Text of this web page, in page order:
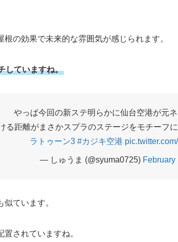
の効果で未来的な雰囲気が感じられます。
していますね。
やっぱ今回の新ステ明らかに仙台空港が元ネ
る距離がまさかスプラのステージをモチーフ
ラトゥーン3 #カジキ空港
— しゅうま (@syuma0725) February
ています。
されていますね。